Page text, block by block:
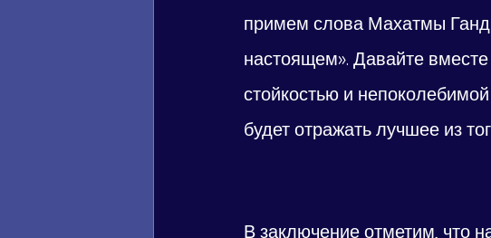
примем слова Махатмы
настоящем». Давайте
стойкостью и
будет отражать лучшее из
В заключение отметим, что